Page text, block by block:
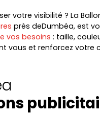
votre visibilité ? La
près deDumbéa, est
vos besoins : taille,
vous et renforcez votre